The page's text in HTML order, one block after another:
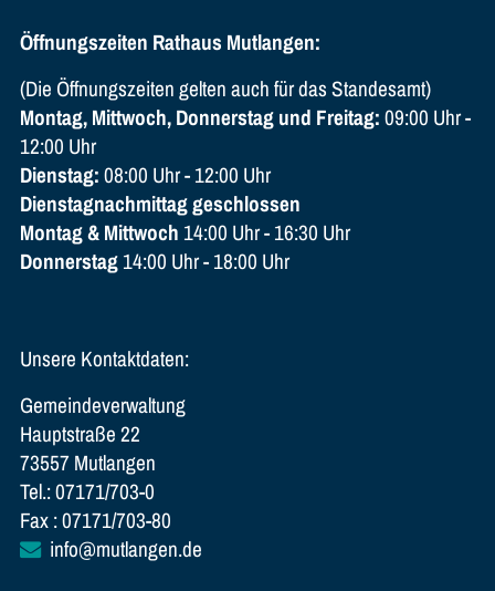
Öffnungszeiten Rathaus Mutlangen:
(Die Öffnungszeiten gelten auch für das Standesamt)
Montag, Mittwoch, Donnerstag und Freitag:09:00 Uhr -
12:00 Uhr
Dienstag:08:00 Uhr - 12:00 Uhr
Dienstagnachmittag geschlossen
Montag & Mittwoch 14:00 Uhr - 16:30 Uhr
Donnerstag14:00 Uhr - 18:00 Uhr
Unsere Kontaktdaten:
Gemeindeverwaltung
Hauptstraße 22
73557 Mutlangen
Tel.: 07171/703-0
Fax : 07171/703-80
info@mutlangen.de